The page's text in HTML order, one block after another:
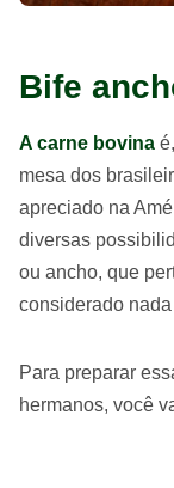
Bife
A carne bovina
mesa dos
apreciado na
diversas
ou ancho, que
considerado
Para preparar
hermanos, você